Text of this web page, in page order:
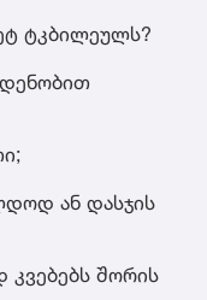
ტკბილეულს?
ან დასჯის
შორის